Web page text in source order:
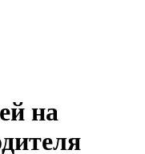
на